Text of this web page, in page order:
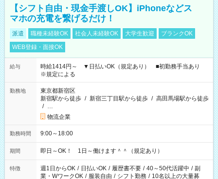
【シフト自由・現金手渡しOK】iPhoneなどス
マホの充電を繋げるだけ！
派遣 職種未経験OK 社会人未経験OK 大学生歓迎
ブランクOK
WEB登録・面接OK
給与
時給1414円～ ▼日払いOK（規定あり） ■初勤務手当あり
※規定による
勤務地
東京都新宿区
新宿駅から徒歩 / 新宿三丁目駅から徒歩 / 高田馬場駅から徒歩
/ …
物流企業
勤務時間 9:00～18:00
期間 即日～OK！ 1日～働けます＾＾（規定あり）
特徴 週1日からOK / 日払いOK / 履歴書不要 / 40～50代活躍中 / 副
業・WワークOK / 服装自由 / シフト勤務 / 10名以上の大量募